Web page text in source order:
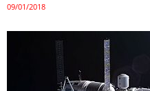
09/01/2018